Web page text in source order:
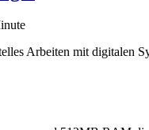
Arbeiten mit digitalen